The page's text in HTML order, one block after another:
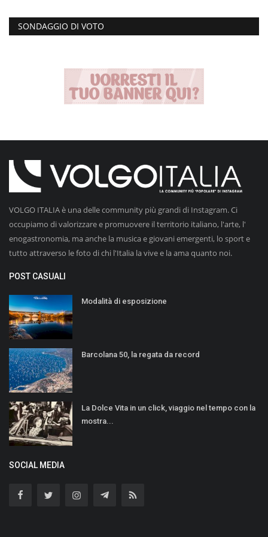
SONDAGGIO DI VOTO
VOLGO ITALIA è una delle community più grandi di Instagram. Ci
occupiamo di valorizzare e promuovere il territorio italiano, l'arte, l'
enogastronomia, ma anche la musica e giovani emergenti, lo sport e
tutto attraverso le foto di chi l'Italia la vive e la ama quanto noi.
POST CASUALI
Modalità di esposizione
Barcolana 50, la regata da record
La Dolce Vita in un click, viaggio nel tempo con la
mostra...
SOCIAL MEDIA